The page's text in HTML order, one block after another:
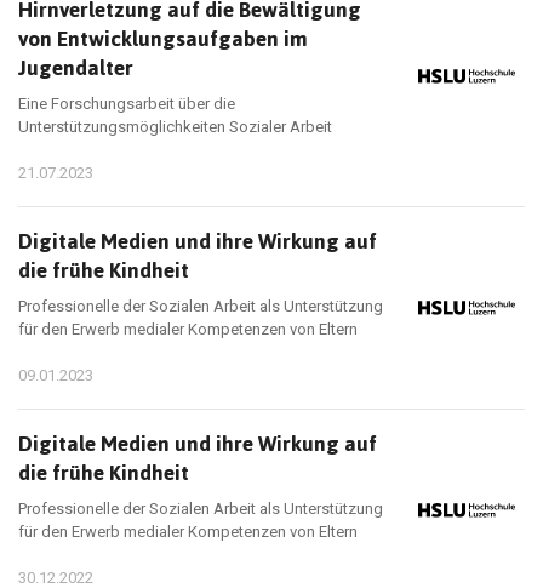
Hirnverletzung auf die Bewältigung
von Entwicklungsaufgaben im
Jugendalter
Eine Forschungsarbeit über die
Unterstützungsmöglichkeiten Sozialer Arbeit
21.07.2023
Digitale Medien und ihre Wirkung auf
die frühe Kindheit
Professionelle der Sozialen Arbeit als Unterstützung
für den Erwerb medialer Kompetenzen von Eltern
09.01.2023
Digitale Medien und ihre Wirkung auf
die frühe Kindheit
Professionelle der Sozialen Arbeit als Unterstützung
für den Erwerb medialer Kompetenzen von Eltern
30.12.2022